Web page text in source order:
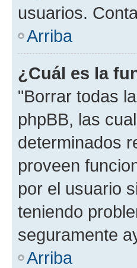
usuarios.
Arriba
¿Cuál es la
"Borrar todas
phpBB, las
determinados
proveen
por el usuario
teniendo
seguramente
Arriba